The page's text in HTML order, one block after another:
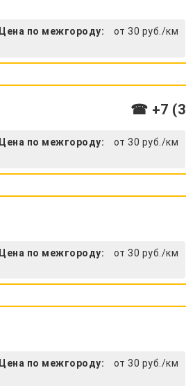
Цена по межгороду: от 30 руб./км
☎ +7
Цена по межгороду: от 30 руб./км
Цена по межгороду: от 30 руб./км
Цена по межгороду: от 30 руб./км